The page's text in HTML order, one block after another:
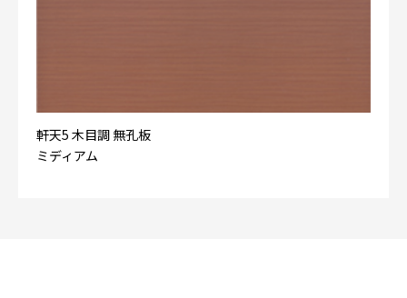
軒天5 木目調 無孔板
ミディアム